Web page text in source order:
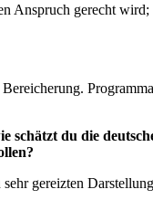
Anspruch gerecht
du die
gereizten